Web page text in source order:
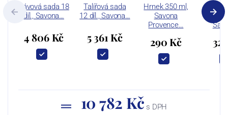
Kávová sada 18
díl., Savona…
4 806 Kč
Talířová sada
12 díl., Savona…
5 361 Kč
Hrnek 350 ml,
Savona
Provence…
290 Kč
10 782 Kč s DPH